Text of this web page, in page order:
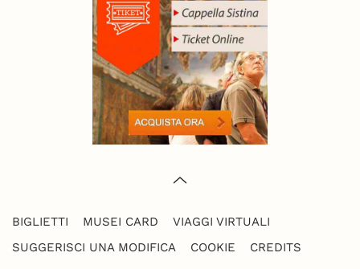
BIGLIETTI MUSEI CARD
VIAGGI VIRTUALI
SUGGERISCI UNA MODIFICA
COOKIE CREDITS